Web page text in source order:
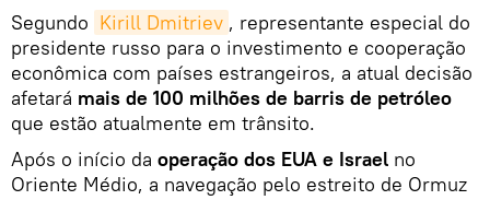
Segundo Kirill Dmitriev , representante especial do
presidente russo para o investimento e cooperação
econômica com países estrangeiros, a atual decisão
afetará mais de 100 milhões de barris de petróleo
que estão atualmente em trânsito.
Após o início da operação dos EUA e Israel no
Oriente Médio, a navegação pelo estreito de Ormuz